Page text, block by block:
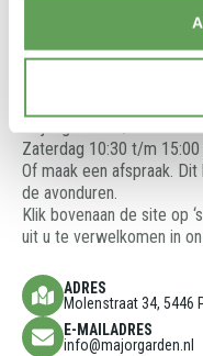
poorten, schuttingen,
We denken graag met u
oplossingen voor uw
Zaterdag 10:30 t/m 15:00
Of maak een afspraak.
de avonduren.
Klik bovenaan de site op
uit u te verwelkomen in
ADRES
Molenstraat 34, 5446
E-MAILADRES
info@majorgarden.nl